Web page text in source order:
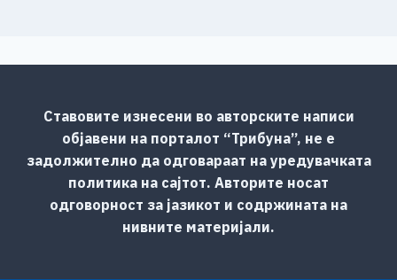
Ставовите изнесени во авторските написи
објавени на порталот “Трибуна”, не е
задолжително да одговараат на уредувачката
политика на сајтот. Авторите носат
одговорност за јазикот и содржината на
нивните материјали.